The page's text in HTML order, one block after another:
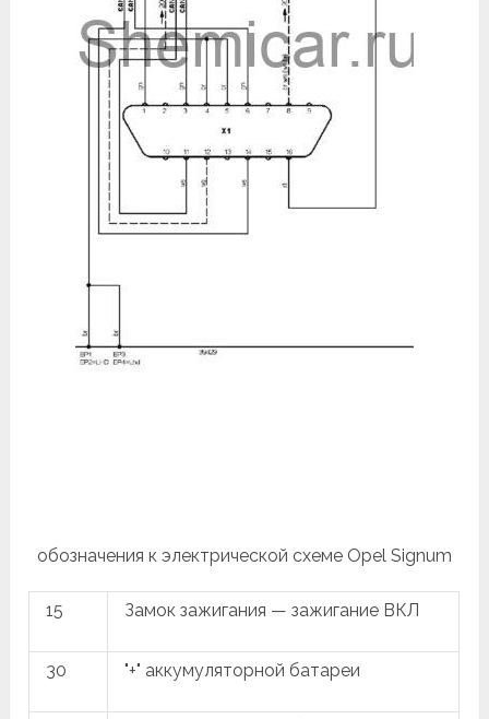
обозначения к электрической схеме Opel Signum
15 Замок зажигания — зажигание ВКЛ
30 "+" аккумуляторной батареи